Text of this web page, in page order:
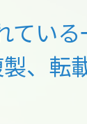
てい
、転